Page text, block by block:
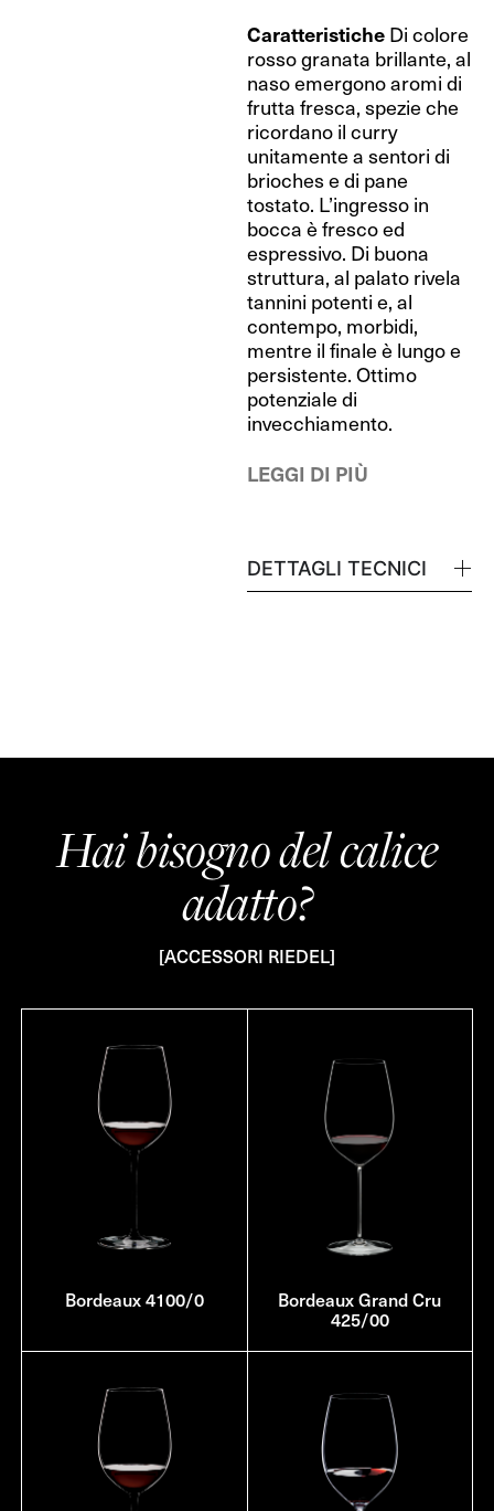
Caratteristiche Di colore
rosso granata brillante, al
naso emergono aromi di
frutta fresca, spezie che
ricordano il curry
unitamente a sentori di
brioches e di pane
tostato. L’ingresso in
bocca è fresco ed
espressivo. Di buona
struttura, al palato rivela
tannini potenti e, al
contempo, morbidi,
mentre il finale è lungo e
persistente. Ottimo
potenziale di
invecchiamento.
LEGGI DI PIÙ
DETTAGLI TECNICI
Hai bisogno del calice
adatto?
[ACCESSORI RIEDEL]
Bordeaux 4100/0
Bordeaux Grand Cru
425/00